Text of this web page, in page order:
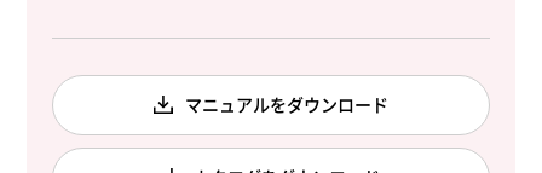
マニュアルをダウンロード